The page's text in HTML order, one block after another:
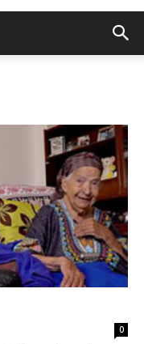
0